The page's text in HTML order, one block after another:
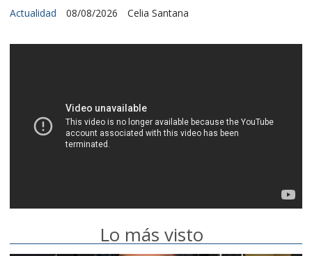
Celia Santana
Actualidad 08/08/2026
Lo más visto